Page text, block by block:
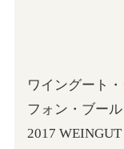
ワイングート
フォン・ブー
2017